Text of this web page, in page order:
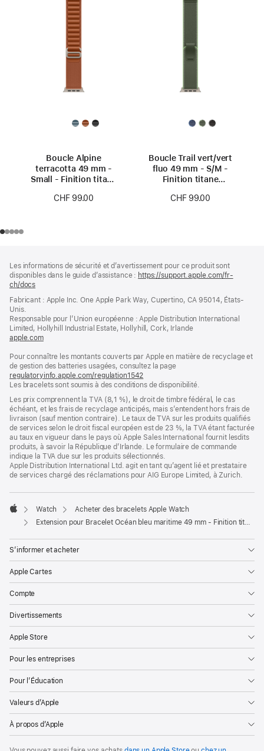
Boucle Alpine
terracotta 49 mm -
Small - Finition titane
CHF 99.00
Boucle Trail vert/vert
fluo 49 mm - S/M -
Finition titane
CHF 99.00
de
page
de
bas
page
Les informations de sécurité et d’avertissement pour ce produit sont
disponibles dans le guide d’assistance : https://support.apple.com/fr-
ch/docs
une
fenêtre)
Fabricant : Apple Inc. One Apple Park Way, Cupertino, CA 95014, États-
Unis.
Responsable pour l’Union européenne : Apple Distribution International
Limited, Hollyhill Industrial Estate, Hollyhill, Cork, Irlande
apple.com(s’ouvre
une
nouvelle
fenêtre)
Pour connaître les montants couverts par Apple en matière de recyclage et
de gestion des batteries usagées, consultez la page
regulatoryinfo.apple.com/regulation1542
dans
une
nouvelle
fenêtre)
Les bracelets sont soumis à des conditions de disponibilité.
Les prix comprennent la TVA (8,1 %), le droit de timbre fédéral, le cas
échéant, et les frais de recyclage anticipés, mais s’entendent hors frais de
livraison (sauf mention contraire). Le taux de TVA sur les produits qualifiés
de services selon le droit fiscal européen est de 23 %, la TVA étant facturée
au taux en vigueur dans le pays où Apple Sales International fournit lesdits
produits, à savoir la République d’Irlande. Le formulaire de commande
indique la TVA due sur les produits sélectionnés.
Apple Distribution International Ltd. agit en tant qu’agent lié et prestataire
de services chargé des réclamations pour AIG Europe Limited, à Zurich.
Apple
Watch
Acheter des bracelets Apple Watch
Extension pour Bracelet Océan bleu maritime 49 mm - Finition titane naturel
S’informer et acheter
Apple Cartes
Compte
Divertissements
Apple Store
Pour les entreprises
Pour l’Éducation
Valeurs d’Apple
À propos d’Apple